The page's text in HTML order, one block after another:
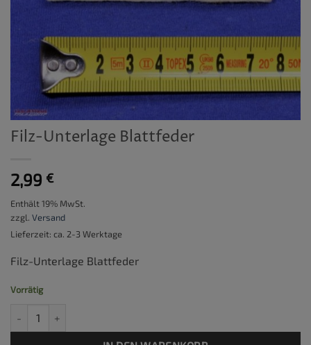
Filz-Unterlage Blattfeder
2,99 €
Enthält 19% MwSt.
zzgl. Versand
Lieferzeit: ca. 2-3 Werktage
Filz-Unterlage Blattfeder
Vorrätig